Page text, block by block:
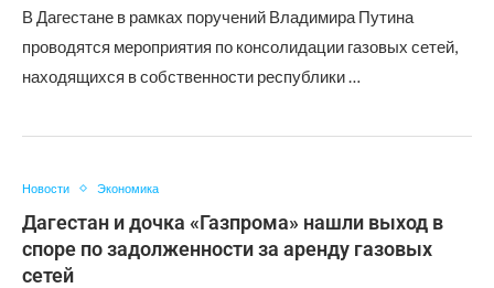
В Дагестане в рамках поручений Владимира Путина
проводятся мероприятия по консолидации газовых сетей,
находящихся в собственности республики …
Новости Экономика
Дагестан и дочка «Газпрома» нашли выход в
споре по задолженности за аренду газовых
сетей